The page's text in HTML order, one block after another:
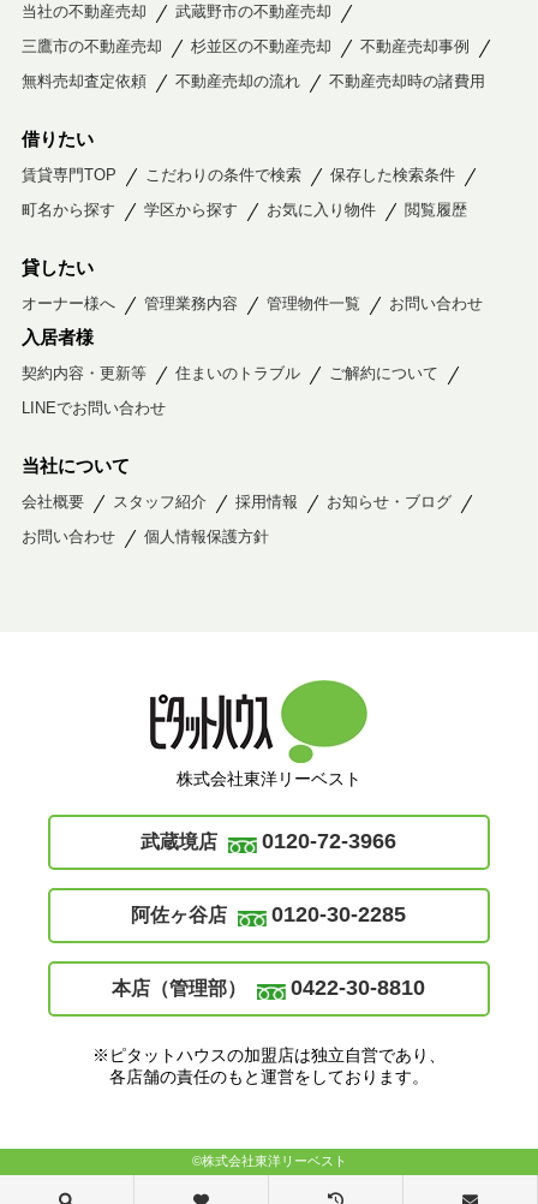
当社の不動産売却
武蔵野市の不動産売却
三鷹市の不動産売却
杉並区の不動産売却
不動産売却事例
無料売却査定依頼
不動産売却の流れ 不動産売却時の諸費用
借りたい
賃貸専門TOP こだわりの条件で検索
保存した検索条件
町名から探す
学区から探す お気に入り物件 閲覧履歴
貸したい
オーナー様へ 管理業務内容 管理物件一覧 お問い合わせ
入居者様
契約内容・更新等 住まいのトラブル
ご解約について
LINEでお問い合わせ
当社について
会社概要 スタッフ紹介 採用情報
お知らせ・ブログ
お問い合わせ
個人情報保護方針
株式会社東洋リーベスト
武蔵境店 0120-72-3966
阿佐ヶ谷店 0120-30-2285
本店（管理部） 0422-30-8810
※ピタットハウスの加盟店は独立自営であり、
各店舗の責任のもと運営をしております。
©株式会社東洋リーベスト